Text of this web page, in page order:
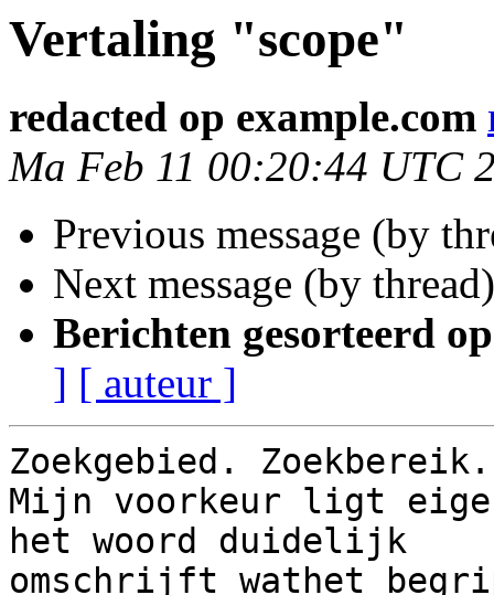
Vertaling "scope"
redacted op example.com
Ma Feb 11 00:20:44 UTC
Previous message (by
Next message (by
Berichten gesorteerd
] [ auteur ]
Zoekgebied.
Mijn voorkeur ligt
het woord duidelijk
omschrijft wathet